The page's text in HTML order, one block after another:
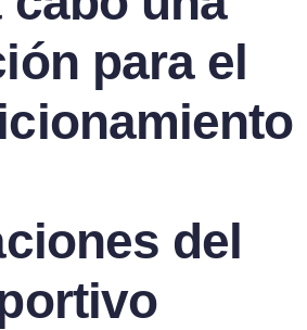
para el
del